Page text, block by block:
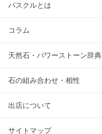
パスクルとは
コラム
天然石・パワーストーン辞典
石の組み合わせ・相性
出店について
サイトマップ